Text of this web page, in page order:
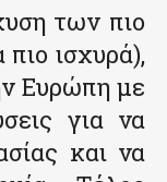
των πιο
ισχυρά),
Ευρώπη με
για να
και να